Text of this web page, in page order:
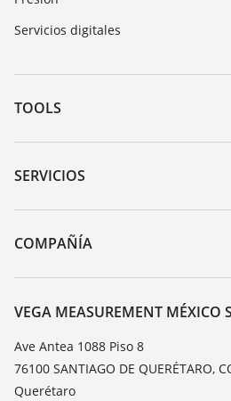
Servicios digitales
TOOLS
Zona de descarga
Búsqueda por número de serie
DTM Collection/PACTware
SERVICIOS
Devolución de instrumentos
Cursos de formacion
Lista de resistencias
TeamViewer
COMPAÑÍA
Acerca de VEGA
Contacto
Notícias
Prensa
VEGA MEASUREMENT MÉXICO
Ave Antea 1088 Piso 8
76100 SANTIAGO DE QUERÉTARO,
Querétaro